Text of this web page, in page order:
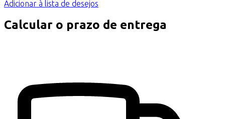
Adicionar à lista de desejos
Calcular o prazo de entrega